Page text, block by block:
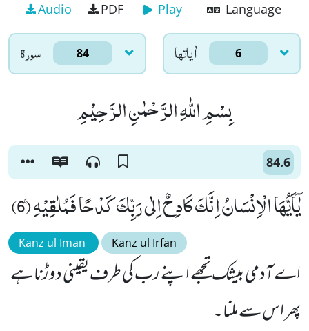
Audio PDF Play Language
سورۃ 84 اٰياتها 6
بِسْمِ اللّٰهِ الرَّحْمٰنِ الرَّحِیْمِ
84.6
یٰۤاَیُّهَا الْاِنْسَانُ اِنَّكَ كَادِحٌ اِلٰى رَبِّكَ كَدْحًا فَمُلٰقِیْهِۚ (6)
Kanz ul Iman Kanz ul Irfan
اے آدمی بیشک تجھے اپنے رب کی طرف یقینی دوڑنا ہے
پھر اس سے ملنا۔